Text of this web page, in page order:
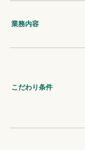
業務内容
こだわり条件